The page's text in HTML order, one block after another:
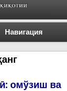
Навигация
омўзиш ва